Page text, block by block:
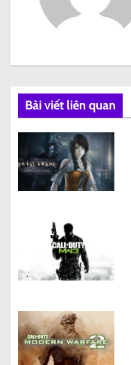
n
g
b
à
i
ế
t
Bài viết liên quan